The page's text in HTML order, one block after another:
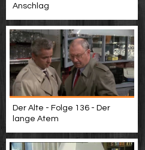
Anschlag
Der Alte - Folge 136 - Der
lange Atem